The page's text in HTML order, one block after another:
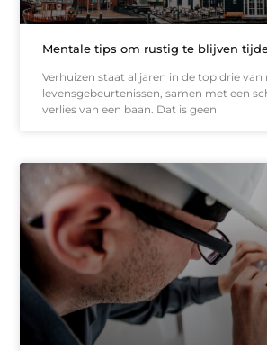
Mentale tips om rustig te blijven
Verhuizen staat al jaren in de top drie
levensgebeurtenissen, samen met een
verlies van een baan. Dat is geen